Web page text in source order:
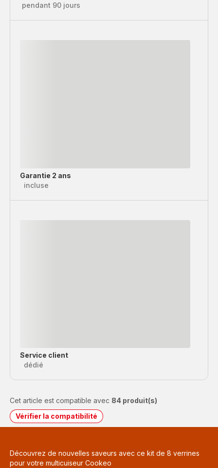
pendant 90 jours
Garantie 2 ans
incluse
Service client
dédié
Cet article est compatible avec 84 produit(s)
Vérifier la compatibilité
Découvrez de nouvelles saveurs avec ce kit de 8 verrines
pour votre multicuiseur Cookeo